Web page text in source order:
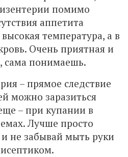
помимо
аппетита
температура, а в
Очень приятная и
сама понимаешь.
– прямое следствие
можно заразиться
– при купании в
Лучше просто
не забывай мыть руки